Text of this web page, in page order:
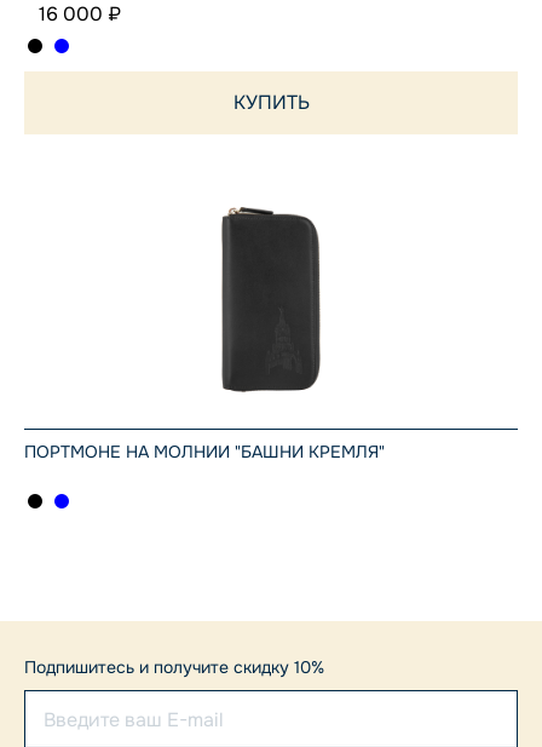
16 000 ₽
КУПИТЬ
ПОРТМОНЕ НА МОЛНИИ "БАШНИ КРЕМЛЯ"
Подпишитесь и получите скидку 10%